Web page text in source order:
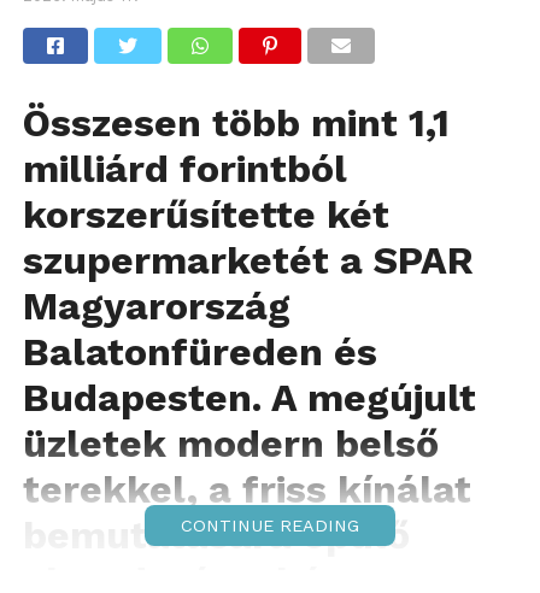
Összesen több mint 1,1
milliárd forintból
korszerűsítette két
szupermarketét a SPAR
Magyarország
Balatonfüreden és
Budapesten. A megújult
üzletek modern belső
terekkel, a friss kínálat
bemutatására épülő
CONTINUE READING